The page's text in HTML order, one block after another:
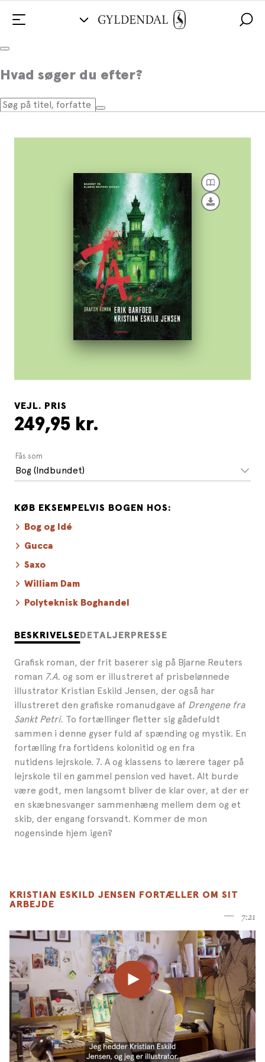
Hvad søger du efter?
7. A Grafisk roman
BESKRIVELSE DETALJER PRESSE
Grafisk roman, der frit baserer sig på Bjarne Reuters
roman 7.A. og som er illustreret af prisbelønnede
illustrator Kristian Eskild Jensen, der også har
illustreret den grafiske romanudgave af Drengene fra
Sankt Petri. To fortællinger fletter sig gådefuldt
sammen i denne gyser fuld af spænding og mystik. En
fortælling fra fortidens kolonitid og en fra
nutidens lejrskole. 7. A og klassens to lærere tager på
lejrskole til en gammel pension ved havet. Alt burde
være godt, men langsomt bliver de klar over, at der er
en skæbnesvanger sammenhæng mellem dem og et
skib, der engang forsvandt. Kommer de mon
nogensinde hjem igen?
VEJL. PRIS
249,95 kr.
Fås som
Bog (Indbundet)
KØB EKSEMPELVIS BOGEN HOS:
Bog og Idé
Gucca
Saxo
William Dam
Polyteknisk Boghandel
KRISTIAN ESKILD JENSEN FORTÆLLER OM SIT
ARBEJDE
7:21